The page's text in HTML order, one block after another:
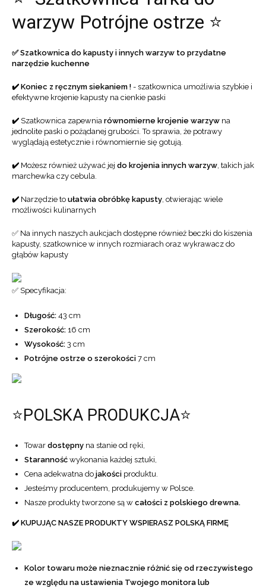
warzyw Potrójne ostrze ⭐
✅ Szatkownica do kapusty i innych warzyw to przydatne
narzędzie kuchenne
✔️ Koniec z ręcznym siekaniem ! - szatkownica umożliwia szybkie i
efektywne krojenie kapusty na cienkie paski
✔️ Szatkownica zapewnia równomierne krojenie warzyw na
jednolite paski o pożądanej grubości. To sprawia, że potrawy
wyglądają estetycznie i równomiernie się gotują.
✔️ Możesz również używać jej do krojenia innych warzyw, takich jak
marchewka czy cebula.
✔️ Narzędzie to ułatwia obróbkę kapusty, otwierając wiele
możliwości kulinarnych
✅ Na innych naszych aukcjach dostępne również beczki do kiszenia
kapusty, szatkownice w innych rozmiarach oraz wykrawacz do
głąbów kapusty
✅ Specyfikacja:
Długość: 43 cm
Szerokość: 16 cm
Wysokość: 3 cm
Potrójne ostrze o szerokości 7 cm
⭐POLSKA PRODUKCJA⭐
Towar dostępny na stanie od ręki,
Staranność wykonania każdej sztuki,
Cena adekwatna do jakości produktu.
Jesteśmy producentem, produkujemy w Polsce.
Nasze produkty tworzone są w całości z polskiego drewna.
✔️ KUPUJĄC NASZE PRODUKTY WSPIERASZ POLSKĄ FIRMĘ
Kolor towaru może nieznacznie różnić się od rzeczywistego
ze względu na ustawienia Twojego monitora lub